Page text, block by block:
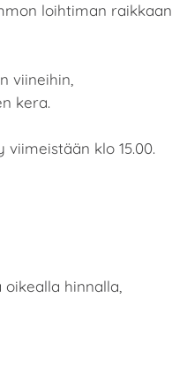
loihtiman raikkaan
viineihin,
kera.
klo 15.00.
hinnalla,